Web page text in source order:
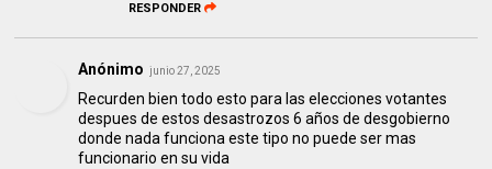
RESPONDER
Anónimo junio 27, 2025
Recurden bien todo esto para las elecciones votantes
despues de estos desastrozos 6 años de desgobierno
donde nada funciona este tipo no puede ser mas
funcionario en su vida